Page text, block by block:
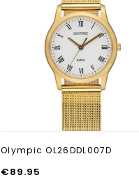
Olympic OL26DDL007D
€89.95